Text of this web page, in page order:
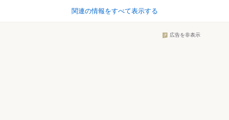
関連の情報をすべて表示する
広告を非表示